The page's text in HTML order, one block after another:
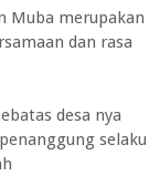
Muba merupakan
dan rasa
desa nya
selaku